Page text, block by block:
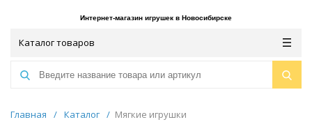
Интернет-магазин игрушек в Новосибирске
Каталог товаров
Главная / Каталог / Мягкие игрушки